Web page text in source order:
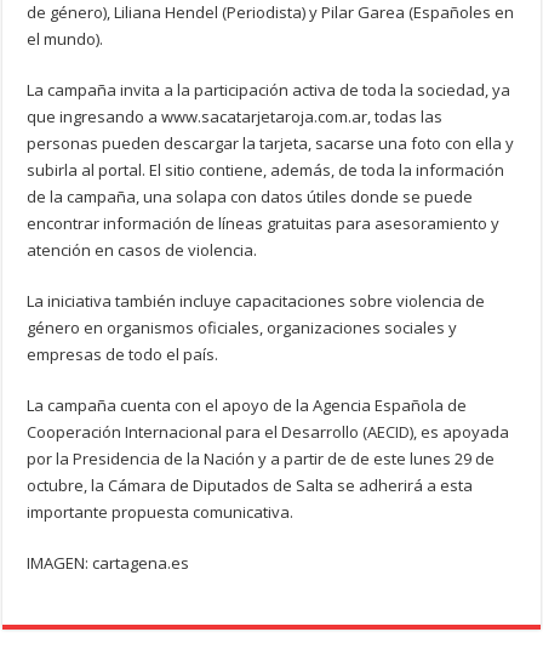
de género), Liliana Hendel (Periodista) y Pilar Garea (Españoles en
el mundo).
La campaña invita a la participación activa de toda la sociedad, ya
que ingresando a www.sacatarjetaroja.com.ar, todas las
personas pueden descargar la tarjeta, sacarse una foto con ella y
subirla al portal. El sitio contiene, además, de toda la información
de la campaña, una solapa con datos útiles donde se puede
encontrar información de líneas gratuitas para asesoramiento y
atención en casos de violencia.
La iniciativa también incluye capacitaciones sobre violencia de
género en organismos oficiales, organizaciones sociales y
empresas de todo el país.
La campaña cuenta con el apoyo de la Agencia Española de
Cooperación Internacional para el Desarrollo (AECID), es apoyada
por la Presidencia de la Nación y a partir de de este lunes 29 de
octubre, la Cámara de Diputados de Salta se adherirá a esta
importante propuesta comunicativa.
IMAGEN: cartagena.es